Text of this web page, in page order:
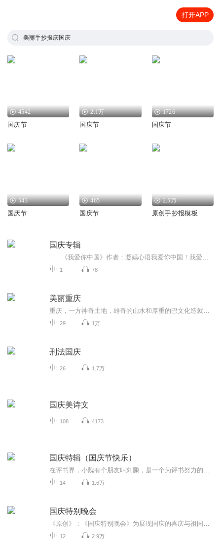
打开APP
美丽手抄报庆国庆
4542
国庆节
2.1万
国庆节
1726
国庆节
543
国庆节
465
国庆节
2.5万
原创手抄报模板
国庆专辑
1 78
美丽重庆
29 1万
刑法国庆
26 1.7万
国庆美诗文
108 4173
国庆特辑（国庆节快乐）
14 1.6万
国庆特别晚会
12 2.9万